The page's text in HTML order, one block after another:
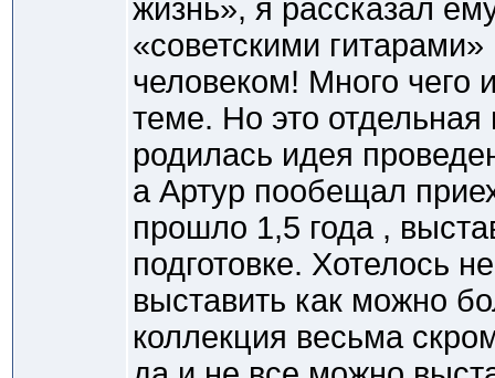
жизнь», я рассказал
«советскими
человеком! Много чего
теме. Но это отдельная
родилась идея
а Артур пообещал
прошло 1,5 года ,
подготовке. Хотелось
выставить как можно
коллекция весьма